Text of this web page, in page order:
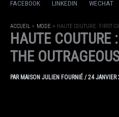
FACEBOOK LINKEDIN WECHAT
ACCUEIL MODE HAUTE COUTURE : FIRST
HAUTE COUTURE
THE
PAR MAISON JULIEN FOURNIÉ /24 JANVIER